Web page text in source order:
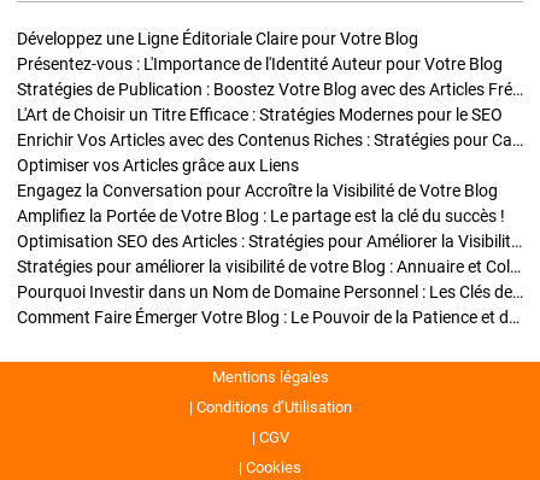
Développez une Ligne Éditoriale Claire pour Votre Blog
Présentez-vous : L'Importance de l'Identité Auteur pour Votre Blog
Stratégies de Publication : Boostez Votre Blog avec des Articles Fréquents et Exclusifs
L'Art de Choisir un Titre Efficace : Stratégies Modernes pour le SEO
Enrichir Vos Articles avec des Contenus Riches : Stratégies pour Captiver et Optimiser
Optimiser vos Articles grâce aux Liens
Engagez la Conversation pour Accroître la Visibilité de Votre Blog
Amplifiez la Portée de Votre Blog : Le partage est la clé du succès !
Optimisation SEO des Articles : Stratégies pour Améliorer la Visibilité de Votre Blog
Stratégies pour améliorer la visibilité de votre Blog : Annuaire et Collaborations
Pourquoi Investir dans un Nom de Domaine Personnel : Les Clés de la Réussite de Votre Blog
Comment Faire Émerger Votre Blog : Le Pouvoir de la Patience et de la Persévérance
Mentions légales
Conditions d’Utilisation
CGV
Cookies